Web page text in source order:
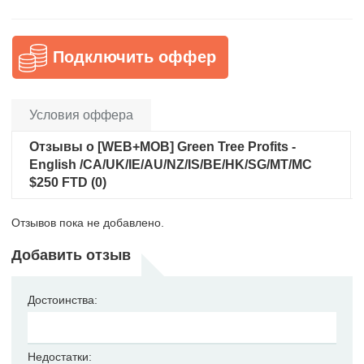
Подключить оффер
Условия оффера
Отзывы о [WEB+MOB] Green Tree Profits -
English /CA/UK/IE/AU/NZ/IS/BE/HK/SG/MT/MC
$250 FTD (0)
Отзывов пока не добавлено.
Добавить отзыв
Достоинства:
Недостатки: